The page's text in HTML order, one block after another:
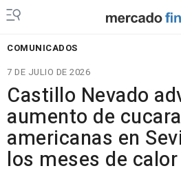
COMUNICADOS
7 DE JULIO DE 2026
Castillo Nevado
aumento de
americanas en
los meses de calor